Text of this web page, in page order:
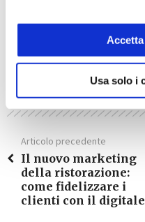
Usa solo i
Articolo precedente
Il nuovo marketing
della ristorazione:
come fidelizzare i
clienti con il digitale